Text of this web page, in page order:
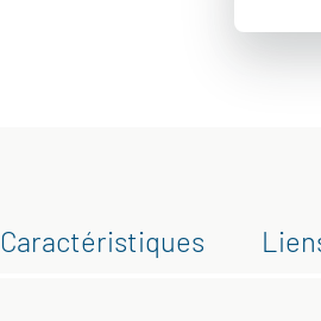
Caractéristiques